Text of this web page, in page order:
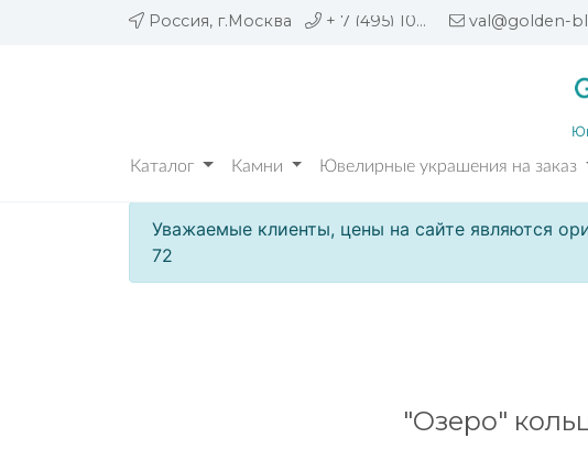
Россия, г.Москва + 7 (495) 109 05 72 val@golden-
Каталог Камни Ювелирные украшения на заказ
Уважаемые клиенты, цены на сайте являются
72
"Озеро"